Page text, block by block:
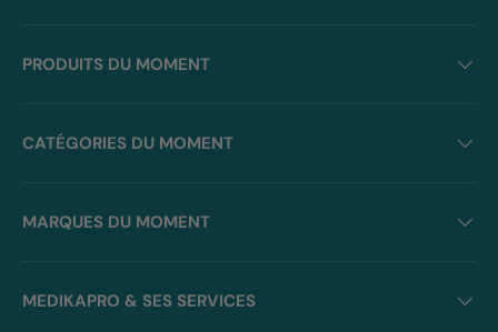
PRODUITS DU MOMENT
CATÉGORIES DU MOMENT
MARQUES DU MOMENT
MEDIKAPRO & SES SERVICES